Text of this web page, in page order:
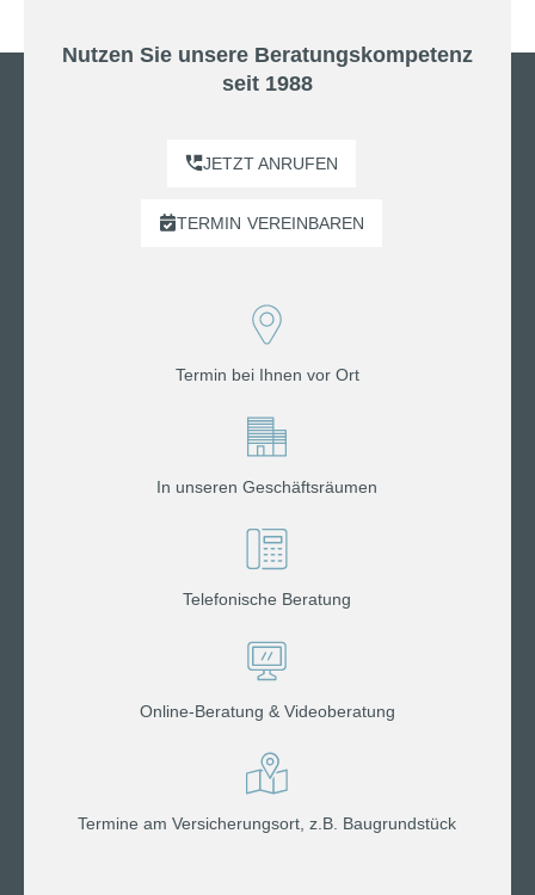
Nutzen Sie unsere Beratungskompetenz
seit 1988
JETZT ANRUFEN
TERMIN VEREINBAREN
Termin bei Ihnen vor Ort
In unseren Geschäftsräumen
Telefonische Beratung
Online-Beratung & Videoberatung
Termine am Versicherungsort, z.B. Baugrundstück